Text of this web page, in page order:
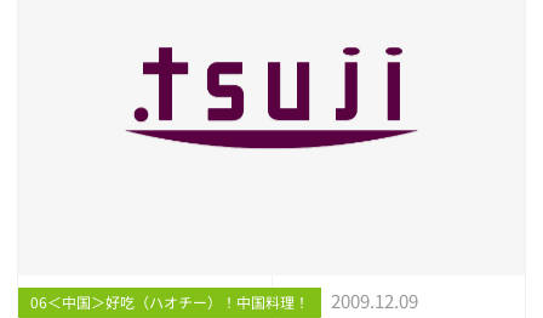
06＜中国＞好吃（ハオチー）！中国料理！ 2009.12.09